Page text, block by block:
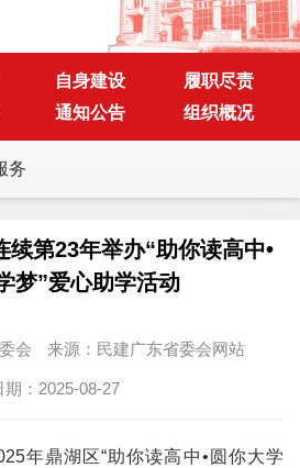
自身建设
履职尽责
通知公告 组织概况
务
续第23年举办“助你读高中•
梦”爱心助学活动
会 来源： 民建广东省委会网站
期： 2025-08-27
年鼎湖区“助你读高中•圆你大学